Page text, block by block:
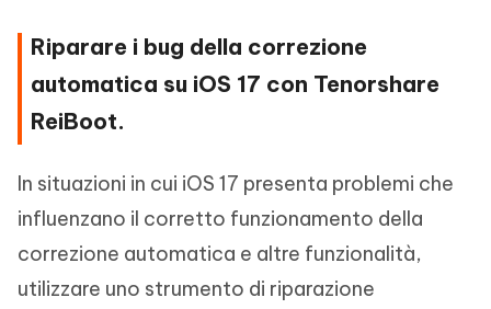
Riparare i bug della correzione
automatica su iOS 17 con Tenorshare
ReiBoot.
In situazioni in cui iOS 17 presenta problemi che
influenzano il corretto funzionamento della
correzione automatica e altre funzionalità,
utilizzare uno strumento di riparazione